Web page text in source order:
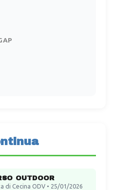
OUTDOOR
di Cecina ODV • 25/01/2026